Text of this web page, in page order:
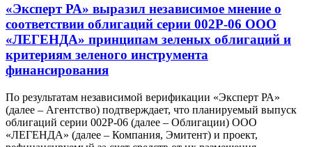
«Эксперт РА» выразил независимое мнение о
соответствии облигаций серии 002Р-06 ООО
«ЛЕГЕНДА» принципам зеленых облигаций и
критериям зеленого инструмента
финансирования
По результатам независимой верификации «Эксперт РА»
(далее – Агентство) подтверждает, что планируемый выпуск
облигаций серии 002P-06 (далее – Облигации) ООО
«ЛЕГЕНДА» (далее – Компания, Эмитент) и проект,